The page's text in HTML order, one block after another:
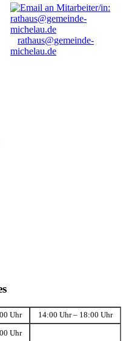
rathaus@gemeinde-
michelau.de
Uhr 14:00 Uhr – 18:00 Uhr
Uhr